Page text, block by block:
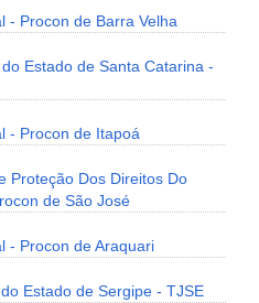
- Procon de Barra Velha
Estado de Santa Catarina -
- Procon de Itapoá
Proteção Dos Direitos Do
de São José
- Procon de Araquari
Estado de Sergipe - TJSE